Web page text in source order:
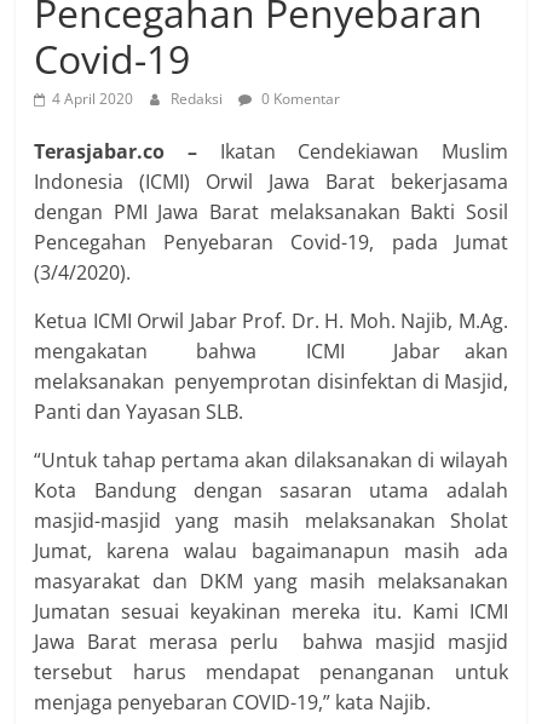
Pencegahan Penyebaran
Covid-19
4 April 2020 Redaksi 0 Komentar
Terasjabar.co – Ikatan Cendekiawan Muslim
Indonesia (ICMI) Orwil Jawa Barat bekerjasama
dengan PMI Jawa Barat melaksanakan Bakti Sosil
Pencegahan Penyebaran Covid-19, pada Jumat
(3/4/2020).
Ketua ICMI Orwil Jabar Prof. Dr. H. Moh. Najib, M.Ag.
mengakatan bahwa ICMI Jabar akan
melaksanakan penyemprotan disinfektan di Masjid,
Panti dan Yayasan SLB.
“Untuk tahap pertama akan dilaksanakan di wilayah
Kota Bandung dengan sasaran utama adalah
masjid-masjid yang masih melaksanakan Sholat
Jumat, karena walau bagaimanapun masih ada
masyarakat dan DKM yang masih melaksanakan
Jumatan sesuai keyakinan mereka itu. Kami ICMI
Jawa Barat merasa perlu bahwa masjid masjid
tersebut harus mendapat penanganan untuk
menjaga penyebaran COVID-19,” kata Najib.